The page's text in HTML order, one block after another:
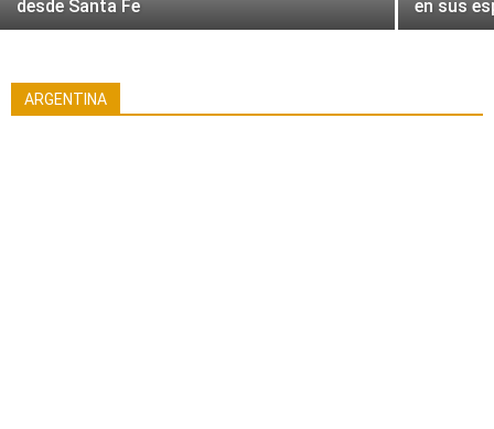
desde Santa Fe
en sus
ARGENTINA
Patagonia
Reportajes
Temas relacionados Termatalia
Turismo